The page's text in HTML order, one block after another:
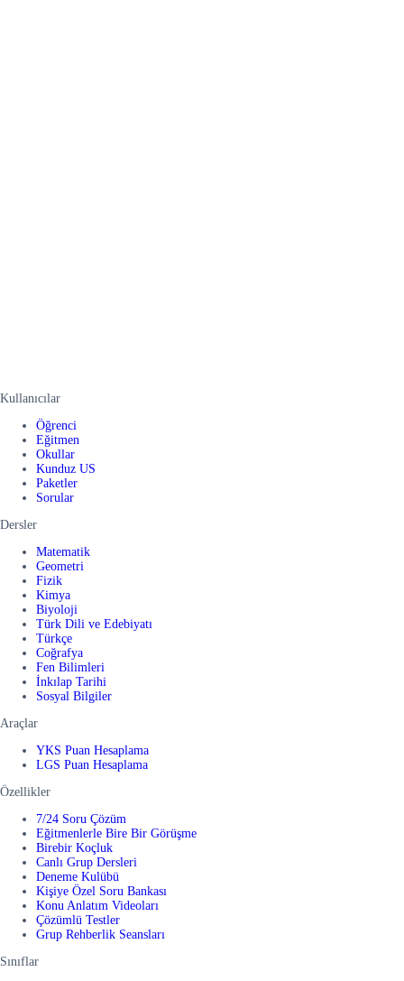
Kullanıcılar
Öğrenci
Eğitmen
Okullar
Kunduz US
Paketler
Sorular
Dersler
Matematik
Geometri
Fizik
Kimya
Biyoloji
Türk Dili ve Edebiyatı
Türkçe
Coğrafya
Fen Bilimleri
İnkılap Tarihi
Sosyal Bilgiler
Araçlar
YKS Puan Hesaplama
LGS Puan Hesaplama
Özellikler
7/24 Soru Çözüm
Eğitmenlerle Bire Bir Görüşme
Birebir Koçluk
Canlı Grup Dersleri
Deneme Kulübü
Kişiye Özel Soru Bankası
Konu Anlatım Videoları
Çözümlü Testler
Grup Rehberlik Seansları
Sınıflar